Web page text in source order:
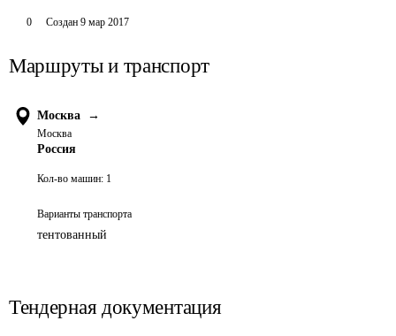
0 Создан 9 мар 2017
Маршруты и транспорт
Москва →
Москва
Россия
Кол-во машин: 1
Варианты транспорта
тентованный
Тендерная документация